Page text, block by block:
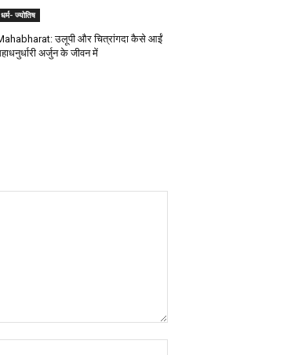
धर्म- ज्योतिष
उलूपी और चित्रांगदा कैसे आईं
अर्जुन के जीवन में